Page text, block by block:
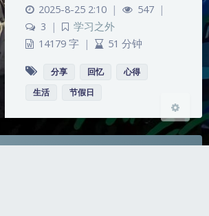
浅阴影 深阴影
关闭 日落 暗化
2025-8-25 2:10 | 547 |
3
|
学习之外
14179 字 | 51 分钟
分享 回忆
心得
生活
节假日